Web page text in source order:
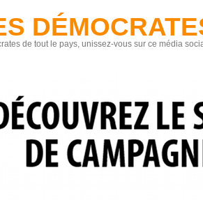
de tout le pays, unissez-vous sur ce média